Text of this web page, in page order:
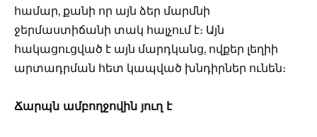
համար, քանի որ այն ձեր մարմնի
ջերմաստիճանի տակ հալչում է։ Այն
հակացուցված է այն մարդկանց, ովքեր լեղիի
արտադրման հետ կապված խնդիրներ ունեն։
Ճարպն ամբողջովին յուղ է